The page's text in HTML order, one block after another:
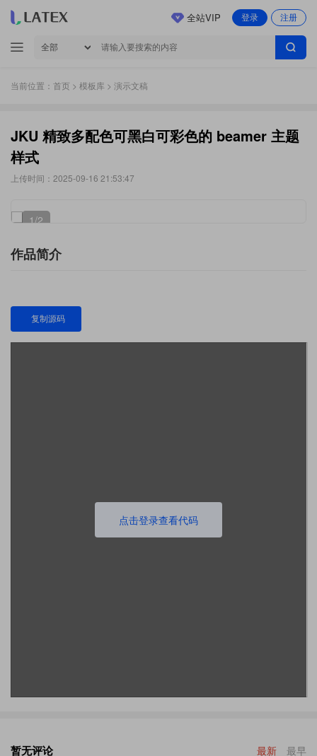
登录 注册
全站VIP
当前位置： 首页 > 模板库 > 演示文稿
JKU 精致多配色可黑白可彩色的 beamer 主题
样式
上传时间：2025-09-16 21:53:47
1/2
作品简介
复制源码
点击登录查看代码
暂无评论 最新 最早